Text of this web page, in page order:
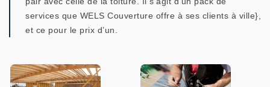
services que WELS Couverture offre à ses clients à ville},
et ce pour le prix d’un.